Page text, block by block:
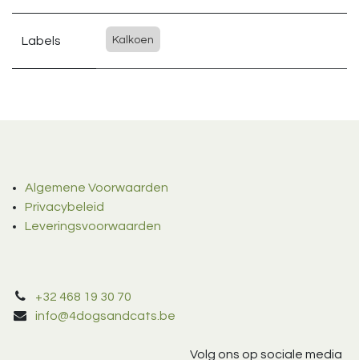
Labels Kalkoen
Algemene Voorwaarden
Privacybeleid
Leveringsvoorwaarden
+32 468 19 30 70
info@4dogsandcats.be
Volg ons op sociale media